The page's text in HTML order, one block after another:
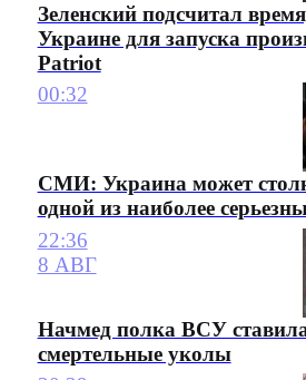
Зеленский подсчитал
Украине для запуска
Patriot
00:32
СМИ: Украина может
одной из наиболее
22:36
8 АВГ
Начмед полка ВСУ
смертельные уколы